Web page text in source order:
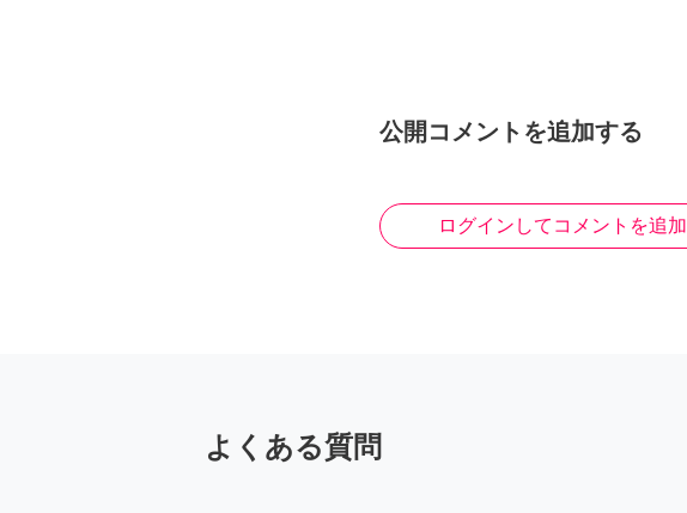
公開コメントを追加する
ログインしてコメントを追加
よくある質問